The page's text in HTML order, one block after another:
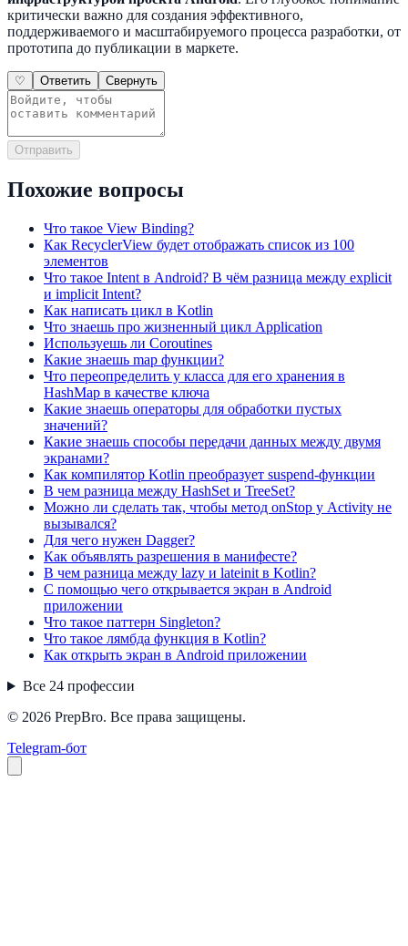
критически важно для создания эффективного,
поддерживаемого и масштабируемого процесса разработки, от
прототипа до публикации в маркете.
♡ Ответить Свернуть
Отправить
Похожие вопросы
Что такое View Binding?
Как RecyclerView будет отображать список из 100
элементов
Что такое Intent в Android? В чём разница между explicit
и implicit Intent?
Как написать цикл в Kotlin
Что знаешь про жизненный цикл Application
Используешь ли Coroutines
Какие знаешь map функции?
Что переопределить у класса для его хранения в
HashMap в качестве ключа
Какие знаешь операторы для обработки пустых
значений?
Какие знаешь способы передачи данных между двумя
экранами?
Как компилятор Kotlin преобразует suspend-функции
В чем разница между HashSet и TreeSet?
Можно ли сделать так, чтобы метод onStop у Activity не
вызывался?
Для чего нужен Dagger?
Как объявлять разрешения в манифесте?
В чем разница между lazy и lateinit в Kotlin?
С помощью чего открывается экран в Android
приложении
Что такое паттерн Singleton?
Что такое лямбда функция в Kotlin?
Как открыть экран в Android приложении
Все 24 профессии
© 2026 PrepBro. Все права защищены.
Telegram-бот